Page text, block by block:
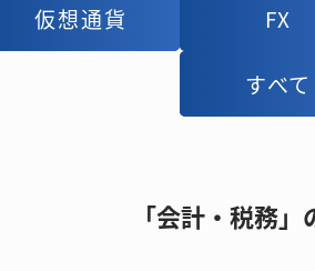
仮想通貨
仮想通貨 FX
FX
すべて
すべて
「会計・税務